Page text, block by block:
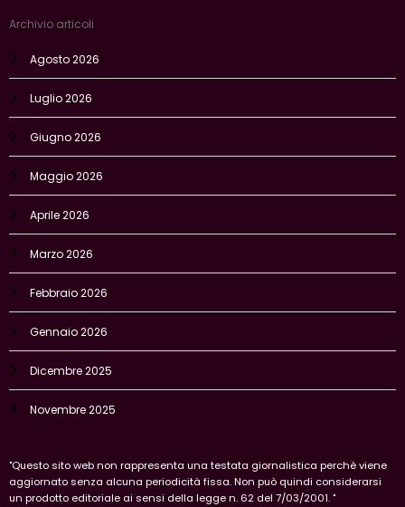
Archivio articoli
Agosto 2026
Luglio 2026
Giugno 2026
Maggio 2026
Aprile 2026
Marzo 2026
Febbraio 2026
Gennaio 2026
Dicembre 2025
Novembre 2025
"Questo sito web non rappresenta una testata giornalistica perchè viene
aggiornato senza alcuna periodicità fissa. Non può quindi considerarsi
un prodotto editoriale ai sensi della legge n. 62 del 7/03/2001. "